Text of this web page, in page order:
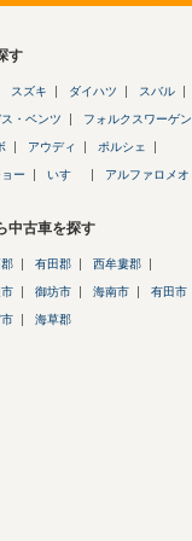
す
スズキ ダイハツ スバル
ス・ベンツ フォルクスワーゲン
アウディ ポルシェ
ー いすゞ アルファロメオ
中古車を探す
有田郡 西牟婁郡
御坊市 海南市 有田市
海草郡